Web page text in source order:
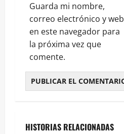
Guarda mi nombre,
correo electrónico y web
en este navegador para
la próxima vez que
comente.
HISTORIAS RELACIONADAS